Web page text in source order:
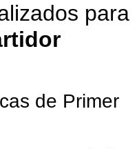
para
de Primer